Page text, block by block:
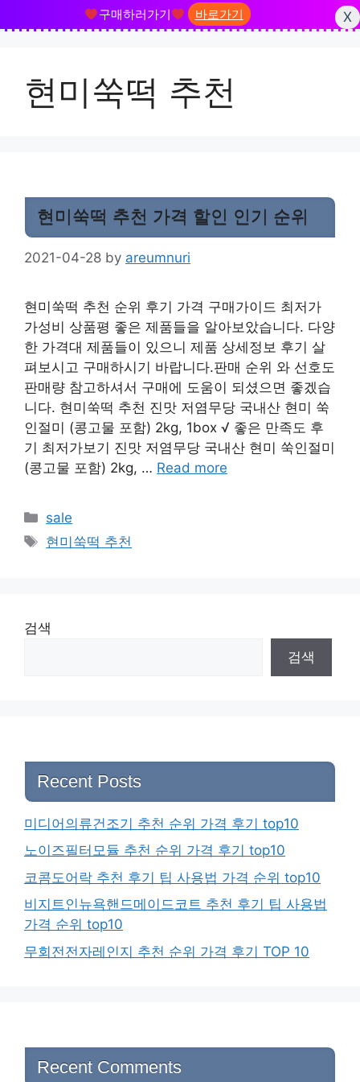
구매하러가기 바로가기
X
content현미쑥떡 추천
현미쑥떡 추천 가격 할인 인기 순위
2021-04-28 by areumnuri
현미쑥떡 추천 순위 후기 가격 구매가이드 최저가
가성비 상품평 좋은 제품들을 알아보았습니다. 다양
한 가격대 제품들이 있으니 제품 상세정보 후기 살
펴보시고 구매하시기 바랍니다.판매 순위 와 선호도
판매량 참고하셔서 구매에 도움이 되셨으면 좋겠습
니다. 현미쑥떡 추천 진맛 저염무당 국내산 현미 쑥
인절미 (콩고물 포함) 2kg, 1box √ 좋은 만족도 후
기 최저가보기 진맛 저염무당 국내산 현미 쑥인절미
(콩고물 포함) 2kg, … Read more
Categories
sale
Tags
현미쑥떡 추천
검색
검색
Recent Posts
미디어의류건조기 추천 순위 가격 후기 top10
노이즈필터모듈 추천 순위 가격 후기 top10
코콤도어락 추천 후기 팁 사용법 가격 순위 top10
비지트인뉴욕핸드메이드코트 추천 후기 팁 사용법
가격 순위 top10
무회전전자레인지 추천 순위 가격 후기 TOP 10
Recent Comments